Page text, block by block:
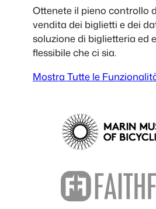
Ottenete il pieno controllo
vendita dei biglietti e dei
soluzione di biglietteria ed
flessibile che ci sia.
Mostra Tutte le